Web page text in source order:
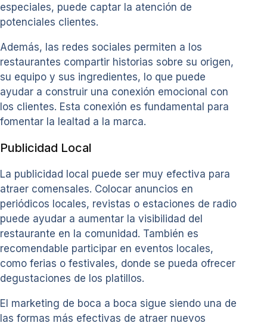
especiales, puede captar la atención de
potenciales clientes.
Además, las redes sociales permiten a los
restaurantes compartir historias sobre su origen,
su equipo y sus ingredientes, lo que puede
ayudar a construir una conexión emocional con
los clientes. Esta conexión es fundamental para
fomentar la lealtad a la marca.
Publicidad Local
La publicidad local puede ser muy efectiva para
atraer comensales. Colocar anuncios en
periódicos locales, revistas o estaciones de radio
puede ayudar a aumentar la visibilidad del
restaurante en la comunidad. También es
recomendable participar en eventos locales,
como ferias o festivales, donde se pueda ofrecer
degustaciones de los platillos.
El marketing de boca a boca sigue siendo una de
las formas más efectivas de atraer nuevos